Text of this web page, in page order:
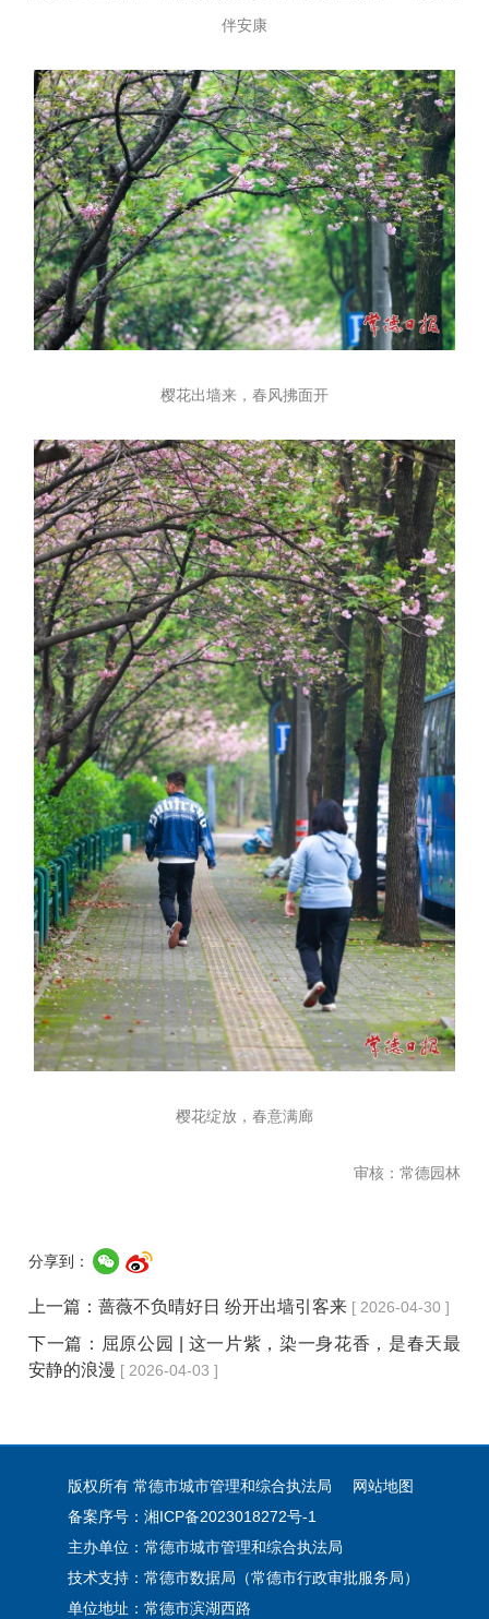
伴安康
樱花出墙来，春风拂面开
樱花绽放，春意满廊
审核：常德园林
分享到：
上一篇：蔷薇不负晴好日 纷开出墙引客来 [ 2026-04-30 ]
下一篇： 屈原公园 | 这一片紫，染一身花香，是春天最
安静的浪漫 [ 2026-04-03 ]
版权所有 常德市城市管理和综合执法局
网站地图
备案序号：湘ICP备2023018272号-1
主办单位：常德市城市管理和综合执法局
技术支持：常德市数据局（常德市行政审批服务局）
单位地址：常德市滨湖西路